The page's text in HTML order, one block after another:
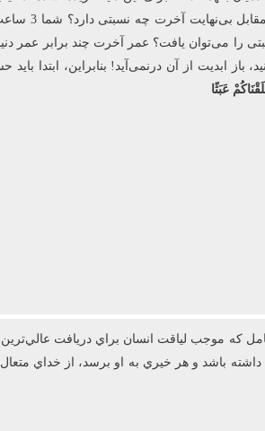
را می‌توان یافت؟ عمر آخرت چند برابر عمر
باز ابدیت از آن درنمی‌آید! بنابراین،
عَبَثًا
که موجب لياقت انسان براي دريافت
داشته باشد و هر خيري به او برسد، از خداي